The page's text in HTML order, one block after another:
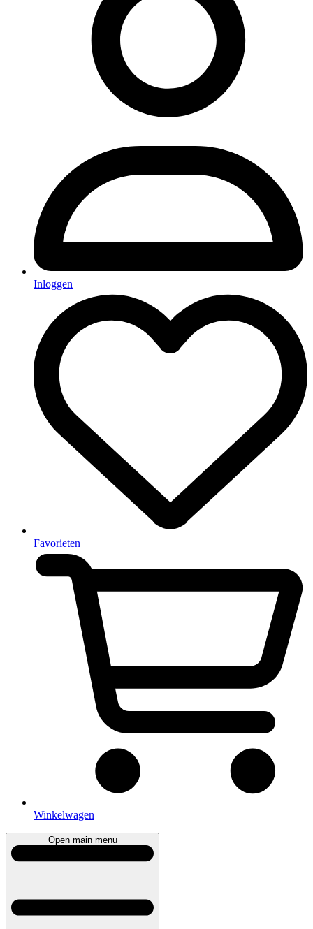
Inloggen
Favorieten
Winkelwagen
Open main menu